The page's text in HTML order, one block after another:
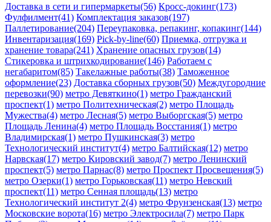
Доставка в сети и гипермаркеты(56) Кросс-докинг(173)
Фулфилмент(41) Комплектация заказов(197)
Паллетирование(204) Переупаковка, репакинг, копакинг(144)
Инвентаризация(169) Pick-by-line(60) Приемка, отгрузка и
хранение товара(241) Хранение опасных грузов(14)
Стикеровка и штрихкодирование(146) Работаем с
негабаритом(85) Такелажные работы(38) Таможенное
оформление(23) Доставка сборных грузов(50) Междугородние
перевозки(90) метро Девяткино(1) метро Гражданский
проспект(1) метро Политехническая(2) метро Площадь
Мужества(4) метро Лесная(5) метро Выборгская(5) метро
Площадь Ленина(4) метро Площадь Восстания(1) метро
Владимирская(1) метро Пушкинская(3) метро
Технологический институт(4) метро Балтийская(12) метро
Нарвская(17) метро Кировский завод(7) метро Ленинский
проспект(5) метро Парнас(8) метро Проспект Просвещения(5)
метро Озерки(1) метро Горьковская(11) метро Невский
проспект(11) метро Сенная площадь(13) метро
Технологический институт 2(4) метро Фрунзенская(13) метро
Московские ворота(16) метро Электросила(7) метро Парк